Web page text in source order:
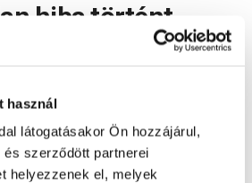
használ
látogatásakor Ön hozzájárul,
szerződött partnerei
helyezzenek el, melyek
hiba történt
Oldal újratöltése